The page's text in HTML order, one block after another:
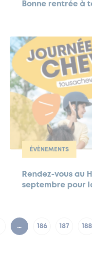
Bonne rentrée à
ÉVÈNEMENTS
Rendez-vous au
septembre pour
… 186 187 188